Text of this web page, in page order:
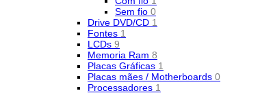
Sem fio 0
Drive DVD/CD 1
Fontes 1
LCDs 9
Memoria Ram 8
Placas Gráficas 1
Placas mães / Motherboards 0
Processadores 1